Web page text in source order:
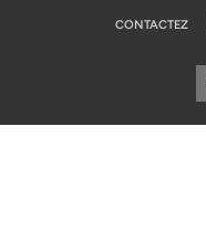
CONTACTEZ